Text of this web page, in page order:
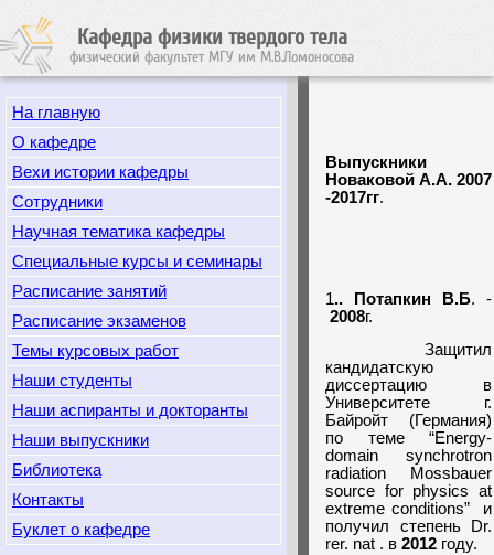
Кафедра физики твердого тела
физический факультет МГУ им М.В.Ломоносова
На главную
О кафедре
Вехи истории кафедры
Сотрудники
Научная тематика кафедры
Специальные курсы и семинары
Расписание занятий
Расписание экзаменов
Темы курсовых работ
Наши студенты
Наши аспиранты и докторанты
Наши выпускники
Библиотека
Контакты
Буклет о кафедре
Выпускники
Новаковой А.А. 2007
-2017гг.
1.. Потапкин В.Б. -
2008г.
Защитил
кандидатскую
диссертацию в
Университете г.
Байройт (Германия)
по теме “Energy-
domain synchrotron
radiation Mossbauer
source for physics at
extreme conditions” и
получил степень Dr.
rer. nat . в 2012 году.